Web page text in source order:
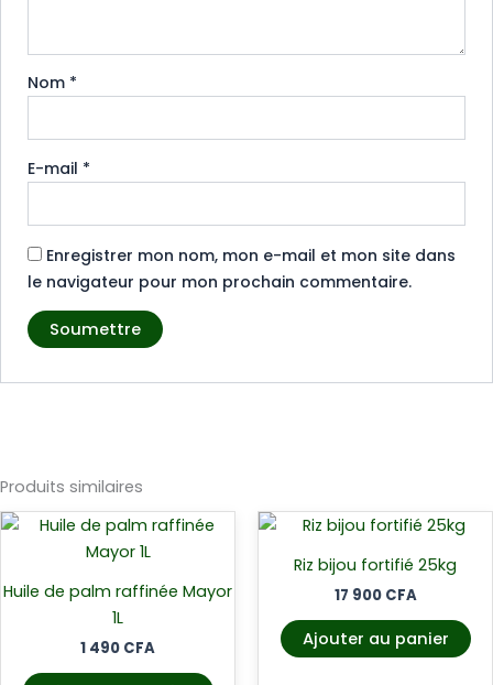
Nom *
E-mail *
Enregistrer mon nom, mon e-mail et mon site dans
le navigateur pour mon prochain commentaire.
Produits similaires
Huile de palm raffinée Mayor
1L
1 490 CFA
Riz bijou fortifié 25kg
17 900 CFA
Ajouter au panier